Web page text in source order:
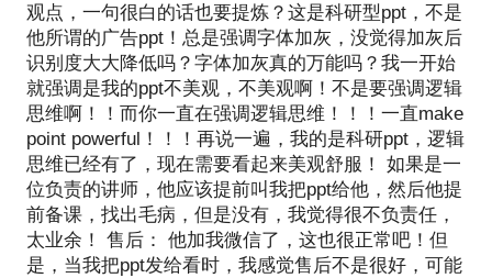
观点，一句很白的话也要提炼？这是科研型ppt，不是
他所谓的广告ppt！总是强调字体加灰，没觉得加灰后
识别度大大降低吗？字体加灰真的万能吗？我一开始
就强调是我的ppt不美观，不美观啊！不是要强调逻辑
思维啊！！而你一直在强调逻辑思维！！！一直make
point powerful！！！再说一遍，我的是科研ppt，逻辑
思维已经有了，现在需要看起来美观舒服！ 如果是一
位负责的讲师，他应该提前叫我把ppt给他，然后他提
前备课，找出毛病，但是没有，我觉得很不负责任，
太业余！ 售后： 他加我微信了，这也很正常吧！但
是，当我把ppt发给看时，我感觉售后不是很好，可能